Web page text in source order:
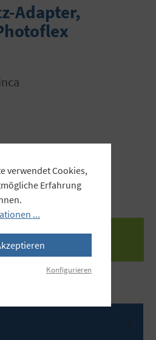
Adapter,
den gewünschten Wert
verwendet Cookies,
Erfahrung
...
Konfigurieren